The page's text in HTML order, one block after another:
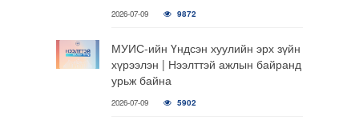
2026-07-09 9872
МУИС-ийн Үндсэн хуулийн эрх зүйн
хүрээлэн | Нээлттэй ажлын байранд
урьж байна
2026-07-09 5902